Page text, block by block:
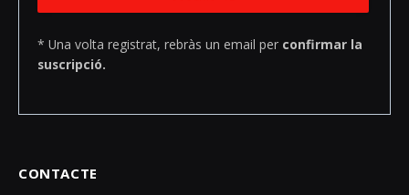
* Una volta registrat, rebràs un email per confirmar la
suscripció.
CONTACTE